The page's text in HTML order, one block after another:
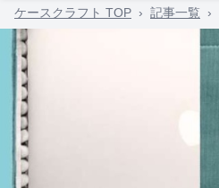
ケースクラフト TOP › 記事一覧 ›